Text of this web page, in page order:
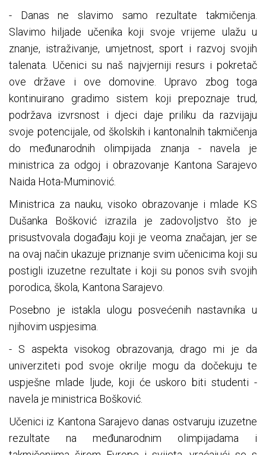
- Danas ne slavimo samo rezultate takmičenja.
Slavimo hiljade učenika koji svoje vrijeme ulažu u
znanje, istraživanje, umjetnost, sport i razvoj svojih
talenata. Učenici su naš najvjerniji resurs i pokretač
ove države i ove domovine. Upravo zbog toga
kontinuirano gradimo sistem koji prepoznaje trud,
podržava izvrsnost i djeci daje priliku da razvijaju
svoje potencijale, od školskih i kantonalnih takmičenja
do međunarodnih olimpijada znanja - navela je
ministrica za odgoj i obrazovanje Kantona Sarajevo
Naida Hota-Muminović.
Ministrica za nauku, visoko obrazovanje i mlade KS
Dušanka Bošković izrazila je zadovoljstvo što je
prisustvovala događaju koji je veoma značajan, jer se
na ovaj način ukazuje priznanje svim učenicima koji su
postigli izuzetne rezultate i koji su ponos svih svojih
porodica, škola, Kantona Sarajevo.
Posebno je istakla ulogu posvećenih nastavnika u
njihovim uspjesima.
- S aspekta visokog obrazovanja, drago mi je da
univerziteti pod svoje okrilje mogu da dočekuju te
uspješne mlade ljude, koji će uskoro biti studenti -
navela je ministrica Bošković.
Učenici iz Kantona Sarajevo danas ostvaruju izuzetne
rezultate na međunarodnim olimpijadama i